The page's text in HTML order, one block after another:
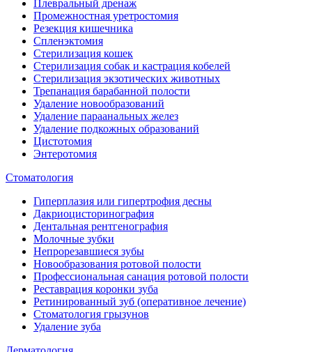
Плевральный дренаж
Промежностная уретростомия
Резекция кишечника
Спленэктомия
Стерилизация кошек
Стерилизация собак и кастрация кобелей
Стерилизация экзотических животных
Трепанация барабанной полости
Удаление новообразований
Удаление параанальных желез
Удаление подкожных образований
Цистотомия
Энтеротомия
Стоматология
Гиперплазия или гипертрофия десны
Дакриоцисторинография
Дентальная рентгенография
Молочные зубки
Непрорезавшиеся зубы
Новообразования ротовой полости
Профессиональная санация ротовой полости
Реставрация коронки зуба
Ретинированный зуб (оперативное лечение)
Стоматология грызунов
Удаление зуба